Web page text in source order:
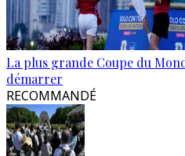
La plus grande Coupe du
démarrer
RECOMMANDÉ